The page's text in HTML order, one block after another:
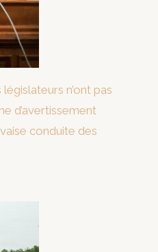
n’ont pas
d’avertissement
conduite des